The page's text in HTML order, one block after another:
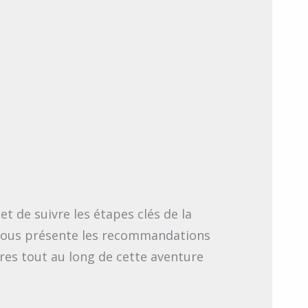
de suivre les étapes clés de la
présente les recommandations
tout au long de cette aventure